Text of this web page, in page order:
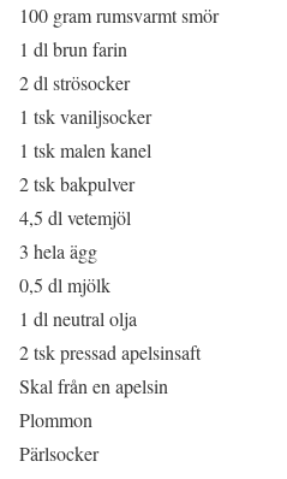
100 gram rumsvarmt smör
1 dl brun farin
2 dl strösocker
1 tsk vaniljsocker
1 tsk malen kanel
2 tsk bakpulver
4,5 dl vetemjöl
3 hela ägg
0,5 dl mjölk
1 dl neutral olja
2 tsk pressad apelsinsaft
Skal från en apelsin
Plommon
Pärlsocker